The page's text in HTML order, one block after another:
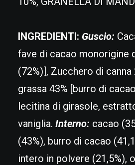
INGREDIENTI: Guscio:
fave di cacao monorigine
(72%)], Zucchero di canna
grassa 43% [burro di
lecitina di girasole,
vaniglia. Interno: cacao
(43%), burro di cacao
intero in polvere (21,5%),